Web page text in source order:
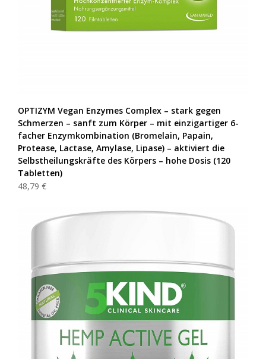
OPTIZYM Vegan Enzymes Complex – stark gegen
Schmerzen – sanft zum Körper – mit einzigartiger 6-
facher Enzymkombination (Bromelain, Papain,
Protease, Lactase, Amylase, Lipase) – aktiviert die
Selbstheilungskräfte des Körpers – hohe Dosis (120
Tabletten)
48,79 €